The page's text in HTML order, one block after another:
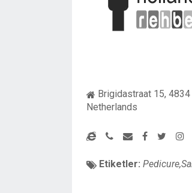
Brigidastraat 15,
Netherlands
Etiketler: